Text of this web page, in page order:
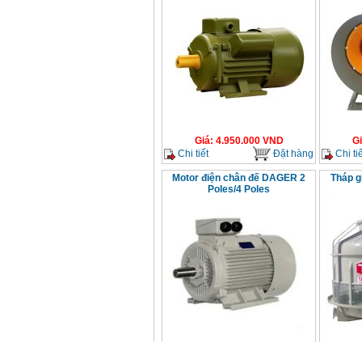
Giá: 4.950.000VND
Chi tiết
Đặt hàng
Chi
Motor điện chân đế DAGER 2
Poles/4 Poles
Tháp